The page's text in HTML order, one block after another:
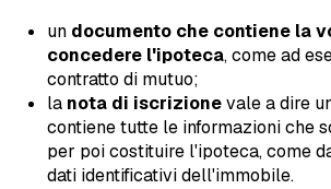
un documento che contiene la
concedere l'ipoteca, come ad
contratto di mutuo;
la nota di iscrizionevale a dire
contiene tutte le informazioni che
per poi costituire l'ipoteca, come
dati identificativi dell'immobile.